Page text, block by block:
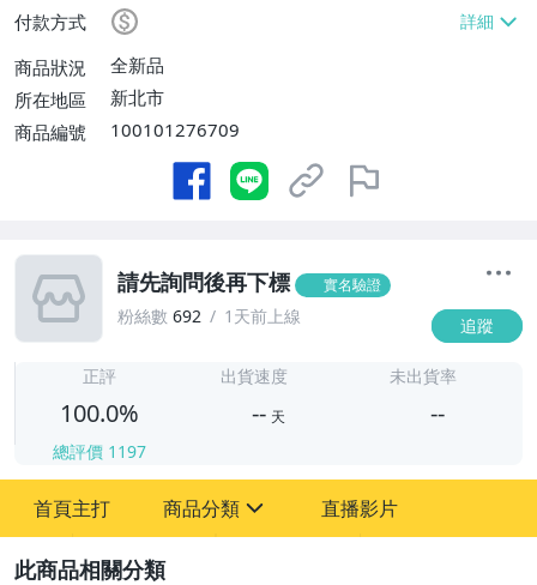
付款方式
商品狀況
全新品
所在地區
新北市
商品編號
100101276709
請先詢問後再下標 實名驗證
粉絲數 692 1天前上線 追蹤
正評
100.0%
總評價 1197
出貨速度
-- 天
未出貨率
--
首頁主打 商品分類
運動、戶外與休閒
直播影片